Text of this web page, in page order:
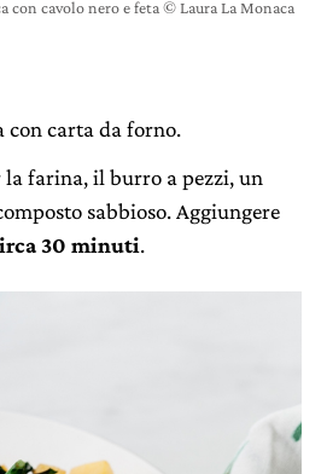
con cavolo nero e feta © Laura La Monaca
con carta da forno.
farina, il burro a pezzi, un
sabbioso. Aggiungere
30 minuti.